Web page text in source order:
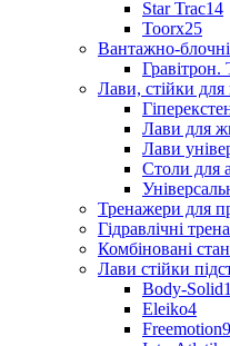
Star Trac14
Toorx25
Вантажно-
Гравітрон.
Лави, стійки
Лави для
Лави
Столи для
Тренажери для
Гідравлічні
Комбіновані
Лави стійки
Body-Solid
Eleiko4
Freemotion9